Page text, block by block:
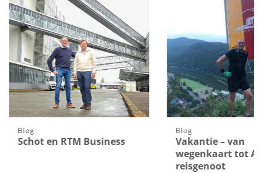
Blog
Schot en RTM Business
Blog
Vakantie – van
wegenkaart tot AI-
reisgenoot